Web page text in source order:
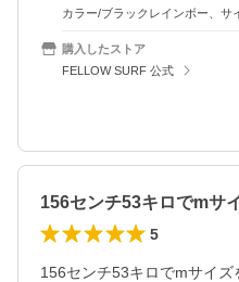
カラー/ブラックレインボー、サ
購入したストア
FELLOW SURF 公式
156センチ53キロでmサ
5
156センチ53キロでmサイ